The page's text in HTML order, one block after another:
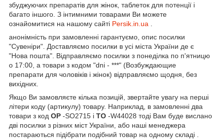
збуджуючих препаратів для жінок, таблеток для потенції і
багато іншого. З інтимними товарами Ви можете
ознайомитися на нашому сайті Persik.in.ua
анонімність при замовленні гарантуємо, опис посилки
"Сувеніри". Доставляємо посилки в усі міста України де є
"Нова пошта". Відправляємо посилки з понеділка по п'ятницю
о 17:00, а товари з кодом "dni - ***" (Возбуждающие
препарати для чоловіків і жінок) відправляємо щодня, без
вихідних.
Якщо Ви замовляєте кілька позицій, звертайте увагу на перші
літери коду (артикулу) товару. Наприклад, в замовленні два
товари з код OP -SO2715 і TO -W44028 тоді Вам буде вислано
дві посилки з різних міст України, або наші менеджера
постараються підібрати подібний товар на одному складі .